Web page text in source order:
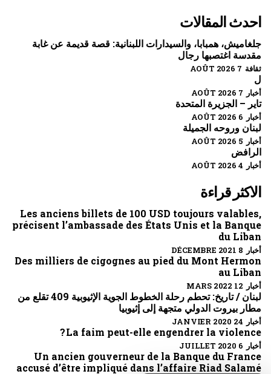
احدث المقالات
جلغاميش، همبابا، والسيدارات اللبنانية: قصة قديمة عن غابة
مقدسة اغتصبها رجال
ثقافة 7 AOÛT 2026
ل
أخبار 7 AOÛT 2026
تاير – الجزيرة المتحدة
أخبار 6 AOÛT 2026
لبنان وروحه الجميلة
أخبار 5 AOÛT 2026
الرافض
أخبار 4 AOÛT 2026
الاكثر قراءة
Les anciens billets de 100 USD toujours valables,
précisent l’ambassade des États Unis et la Banque
du Liban
أخبار 8 DÉCEMBRE 2021
Des milliers de cigognes au pied du Mont Hermon
au Liban
أخبار 12 MARS 2022
لبنان / تاريخ: تحطم رحلة الخطوط الجوية الإثيوبية 409 تقلع من
مطار بيروت الدولي متجهة إلى إثيوبيا
أخبار 24 JANVIER 2020
La faim peut-elle engendrer la violence ?
أخبار 6 JUILLET 2020
Un ancien gouverneur de la Banque du France
accusé d’être impliqué dans l’affaire Riad Salamé